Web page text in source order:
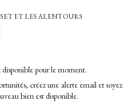
ET LES ALENTOURS
pour le moment.
créez une alerte email et soyez
bien est disponible.